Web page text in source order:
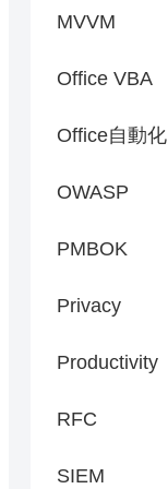
MVVM
Office VBA
Office自動化
OWASP
PMBOK
Privacy
Productivity
RFC
SIEM